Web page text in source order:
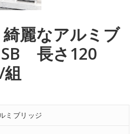
綺麗なアルミブ
長さ120
ミブリッジ